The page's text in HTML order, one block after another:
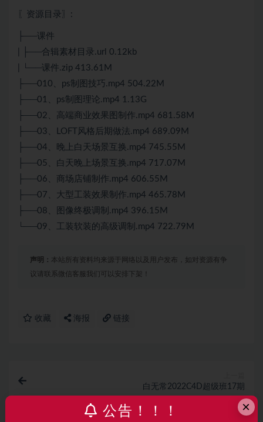
〖资源目录〗:
├──课件
| ├──合辑素材目录.url 0.12kb
| └──课件.zip 413.61M
├──010、ps制图技巧.mp4 504.22M
├──01、ps制图理论.mp4 1.13G
├──02、高端商业效果图制作.mp4 681.58M
├──03、LOFT风格后期做法.mp4 689.09M
├──04、晚上白天场景互换.mp4 745.55M
├──05、白天晚上场景互换.mp4 717.07M
├──06、商场店铺制作.mp4 606.55M
├──07、大型工装效果制作.mp4 465.78M
├──08、图像终极调制.mp4 396.15M
└──09、工装软装的高级调制.mp4 722.79M
声明： 本站所有资料均来源于网络以及用户发布，如对资源有争
议请联系微信客服我们可以安排下架！
收藏 海报 链接
白无常2022C4D超级班17期
×
公告！！！